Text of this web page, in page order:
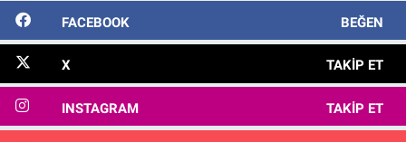
FACEBOOK BEĞEN
X TAKIP ET
INSTAGRAM TAKIP ET